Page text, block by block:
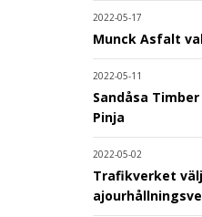
2022-05-17
Munck Asfalt
2022-05-11
Sandåsa
Pinja
2022-05-02
Trafikverket